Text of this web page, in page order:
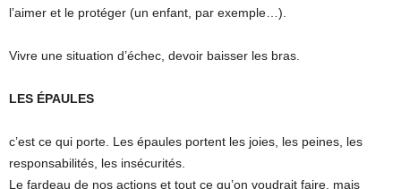
l’aimer et le protéger (un enfant, par exemple…).
Vivre une situation d’échec, devoir baisser les bras.
LES ÉPAULES
c’est ce qui porte. Les épaules portent les joies, les peines, les
responsabilités, les insécurités.
Le fardeau de nos actions et tout ce qu’on voudrait faire, mais